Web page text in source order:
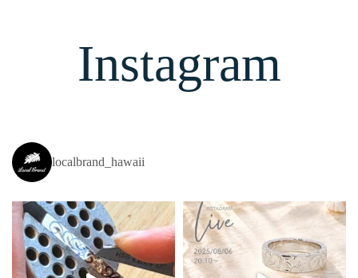
Instagram
localbrand_hawaii